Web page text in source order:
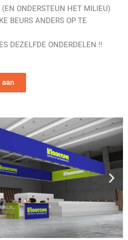
ONDERSTEUN HET MILIEU)
BEURS ANDERS OP TE
DEZELFDE ONDERDELEN !!